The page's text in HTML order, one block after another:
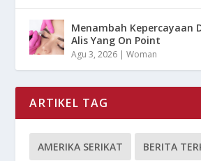
Menambah Kepercayaan
Alis Yang On Point
Agu 3, 2026 |Woman
ARTIKEL TAG
AMERIKA SERIKAT BERITA